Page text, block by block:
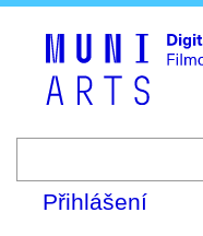
Přihlášení